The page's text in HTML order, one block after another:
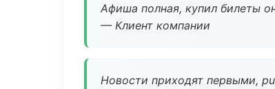
Афиша полная, купил билеты
— Клиент компании
Новости приходят первыми,